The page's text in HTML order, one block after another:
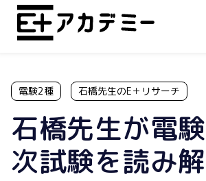
電験2種 石橋先生のE＋リサーチ
石橋先生が電
次試験を読み